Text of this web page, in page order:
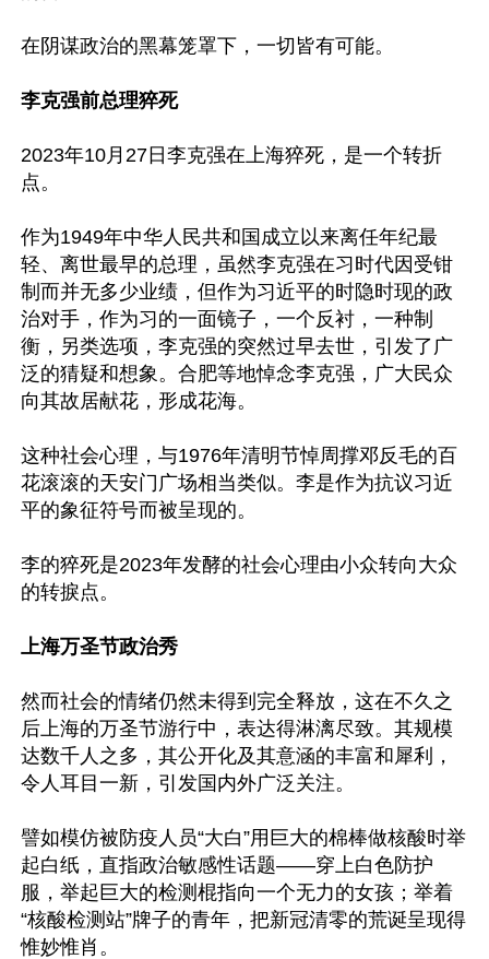
在阴谋政治的黑幕笼罩下，一切皆有可能。
李克强前总理猝死
2023年10月27日李克强在上海猝死，是一个转折
点。
作为1949年中华人民共和国成立以来离任年纪最
轻、离世最早的总理，虽然李克强在习时代因受钳
制而并无多少业绩，但作为习近平的时隐时现的政
治对手，作为习的一面镜子，一个反衬，一种制
衡，另类选项，李克强的突然过早去世，引发了广
泛的猜疑和想象。合肥等地悼念李克强，广大民众
向其故居献花，形成花海。
这种社会心理，与1976年清明节悼周撑邓反毛的百
花滚滚的天安门广场相当类似。李是作为抗议习近
平的象征符号而被呈现的。
李的猝死是2023年发酵的社会心理由小众转向大众
的转捩点。
上海万圣节政治秀
然而社会的情绪仍然未得到完全释放，这在不久之
后上海的万圣节游行中，表达得淋漓尽致。其规模
达数千人之多，其公开化及其意涵的丰富和犀利，
令人耳目一新，引发国内外广泛关注。
譬如模仿被防疫人员“大白”用巨大的棉棒做核酸时举
起白纸，直指政治敏感性话题——穿上白色防护
服，举起巨大的检测棍指向一个无力的女孩；举着
“核酸检测站”牌子的青年，把新冠清零的荒诞呈现得
惟妙惟肖。